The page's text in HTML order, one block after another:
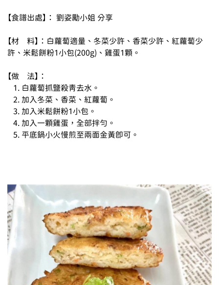
【食譜出處】： 劉姿勵小姐 分享
【材    料】：白蘿蔔適量、冬菜少許、香菜少許、紅蘿蔔少
許、米鬆餅粉1小包(200g)、雞蛋1顆。
【做    法】：
   5. 平底鍋小火慢煎至兩面金黃即可。